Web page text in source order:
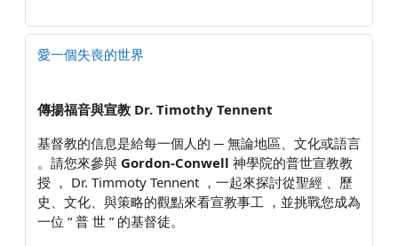
愛一個失喪的世界
傳揚福音與宣教 Dr. Timothy Tennent
基督教的信息是給每一個人的 ─ 無論地區、文化或語言
。請您來參與 Gordon-Conwell 神學院的普世宣教教
授 ， Dr. Timmoty Tennent ，一起來探討從聖經 、歷
史、文化、與策略的觀點來看宣教事工 ，並挑戰您成為
一位 “ 普 世 ” 的基督徒。